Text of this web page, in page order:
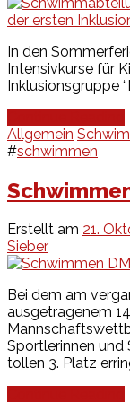
In den
Intensivkurse für
Inklusionsgruppe
Allgemein
#schwimmen
Erstellt am 21.
Sieber
Bei dem am
ausgetragenem
Sportlerinnen und
tollen 3. Platz